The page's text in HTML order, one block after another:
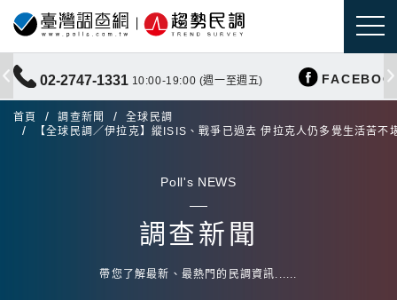
02-2747-1331 10:00-19:00 (週一至週五)
首頁 調查新聞
全球民調
【全球民調／伊拉克】縱ISIS、戰爭已過去 伊拉克人仍多覺生活苦不
Poll's NEWS
調查新聞
帶您了解最新、最熱門的民調資訊......